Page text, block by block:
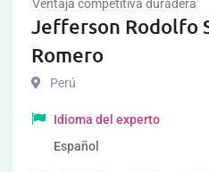
Ventaja competitiva duradera
Jefferson Rodolfo
Romero
Perú
Idioma del experto
Español